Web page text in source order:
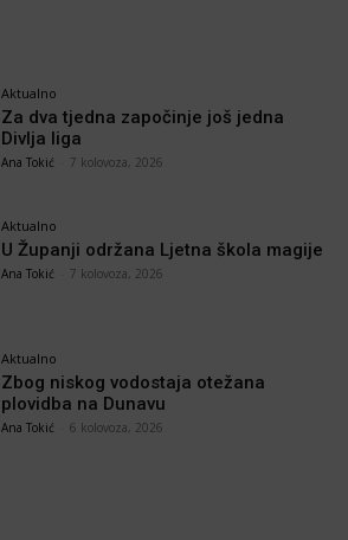
Aktualno
Za dva tjedna započinje još jedna
Divlja liga
Ana Tokić 7 kolovoza, 2026
Aktualno
U Županji održana Ljetna škola magije
Ana Tokić 7 kolovoza, 2026
Aktualno
Zbog niskog vodostaja otežana
plovidba na Dunavu
Ana Tokić 6 kolovoza, 2026